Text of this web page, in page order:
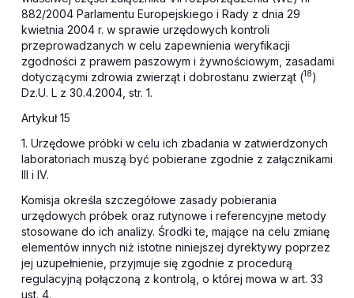
882/2004 Parlamentu Europejskiego i Rady z dnia 29
kwietnia 2004 r. w sprawie urzędowych kontroli
przeprowadzanych w celu zapewnienia weryfikacji
zgodności z prawem paszowym i żywnościowym, zasadami
dotyczącymi zdrowia zwierząt i dobrostanu zwierząt (18)
Dz.U. L z 30.4.2004, str. 1.
Artykuł 15
1. Urzędowe próbki w celu ich zbadania w zatwierdzonych
laboratoriach muszą być pobierane zgodnie z załącznikami
III i IV.
Komisja określa szczegółowe zasady pobierania
urzędowych próbek oraz rutynowe i referencyjne metody
stosowane do ich analizy. Środki te, mające na celu zmianę
elementów innych niż istotne niniejszej dyrektywy poprzez
jej uzupełnienie, przyjmuje się zgodnie z procedurą
regulacyjną połączoną z kontrolą, o której mowa w art. 33
ust. 4.